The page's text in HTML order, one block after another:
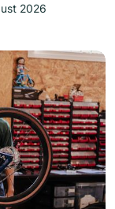
2026